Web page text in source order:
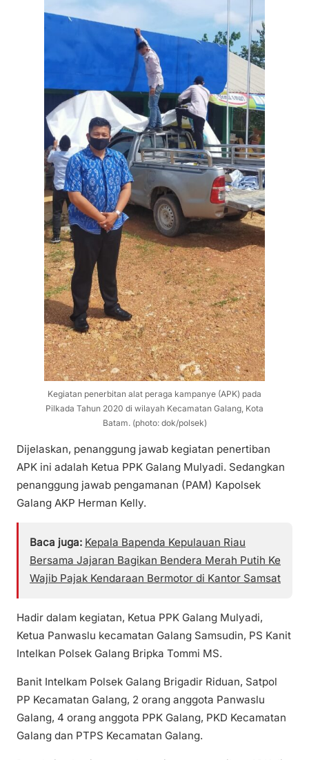
Kegiatan penerbitan alat peraga kampanye (APK) pada
Pilkada Tahun 2020 di wilayah Kecamatan Galang, Kota
Batam. (photo: dok/polsek)
Dijelaskan, penanggung jawab kegiatan penertiban
APK ini adalah Ketua PPK Galang Mulyadi. Sedangkan
penanggung jawab pengamanan (PAM) Kapolsek
Galang AKP Herman Kelly.
Baca juga: Kepala Bapenda Kepulauan Riau
Bersama Jajaran Bagikan Bendera Merah Putih Ke
Wajib Pajak Kendaraan Bermotor di Kantor Samsat
Hadir dalam kegiatan, Ketua PPK Galang Mulyadi,
Ketua Panwaslu kecamatan Galang Samsudin, PS Kanit
Intelkan Polsek Galang Bripka Tommi MS.
Banit Intelkam Polsek Galang Brigadir Riduan, Satpol
PP Kecamatan Galang, 2 orang anggota Panwaslu
Galang, 4 orang anggota PPK Galang, PKD Kecamatan
Galang dan PTPS Kecamatan Galang.